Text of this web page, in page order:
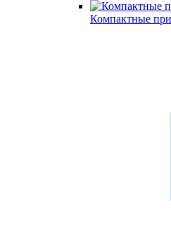
Компактные